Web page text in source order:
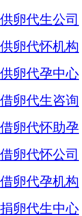
供卵代生公司
供卵代怀机构
供卵代孕中心
借卵代生咨询
借卵代怀助孕
借卵代怀公司
借卵代孕机构
捐卵代生中心